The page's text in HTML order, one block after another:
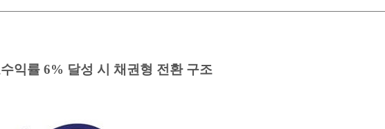
익률 6% 달성 시 채권형 전환 구조